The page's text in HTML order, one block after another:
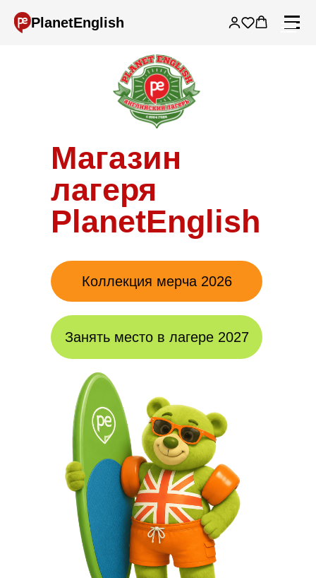
PlanetEnglish
Занять место в лагере 2027
Коллекция мерча 2026
Магазин
лагеря
PlanetEnglish
Стиль
PlanetEnglish 2026